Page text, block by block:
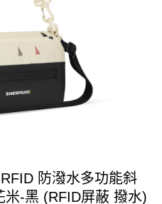
防潑水多功能斜
-黑 (RFID屏蔽 撥水)